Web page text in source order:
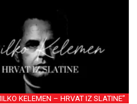
KELEMEN – HRVAT IZ SLATINE”